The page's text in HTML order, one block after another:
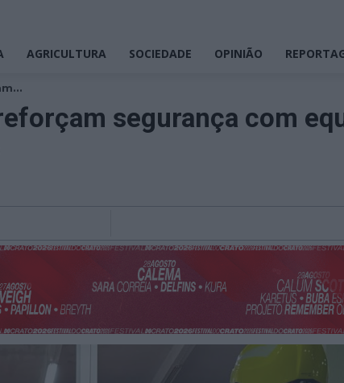
AGRICULTURA SOCIEDADE OPINIÃO
segurança com